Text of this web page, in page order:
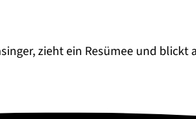
zieht ein Resümee und blickt